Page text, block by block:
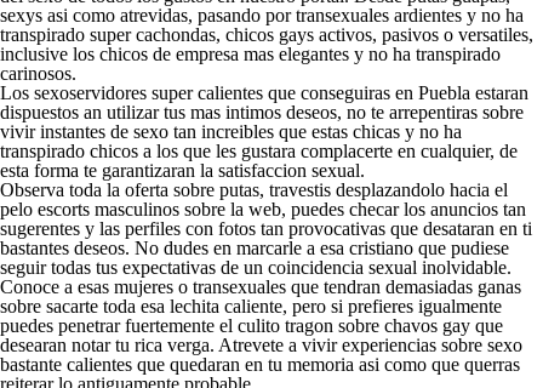
sexys asi­ como atrevidas, pasando por transexuales ardientes y no ha
transpirado super cachondas, chicos gays activos, pasivos o versatiles,
inclusive los chicos de empresa mas elegantes y no ha transpirado
carinosos.
Los sexoservidores super calientes que conseguiras en Puebla estaran
dispuestos an utilizar tus mas intimos deseos, no te arrepentiras sobre
vivir instantes de sexo tan increibles que estas chicas y no ha
transpirado chicos a los que les gustara complacerte en cualquier, de
esta forma te garantizaran la satisfaccion sexual.
Observa toda la oferta sobre putas, travestis desplazandolo hacia el
pelo escorts masculinos sobre la web, puedes checar los anuncios tan
sugerentes y las perfiles con fotos tan provocativas que desataran en ti
bastantes deseos. No dudes en marcarle a esa cristiano que pudiese
seguir todas tus expectativas de un coincidencia sexual inolvidable.
Conoce a esas mujeres o transexuales que tendran demasiadas ganas
sobre sacarte toda esa lechita caliente, pero si prefieres igualmente
puedes penetrar fuertemente el culito tragon sobre chavos gay que
desearan notar tu rica verga. Atrevete a vivir experiencias sobre sexo
bastante calientes que quedaran en tu memoria asi­ como que querras
reiterar lo antiguamente probable.